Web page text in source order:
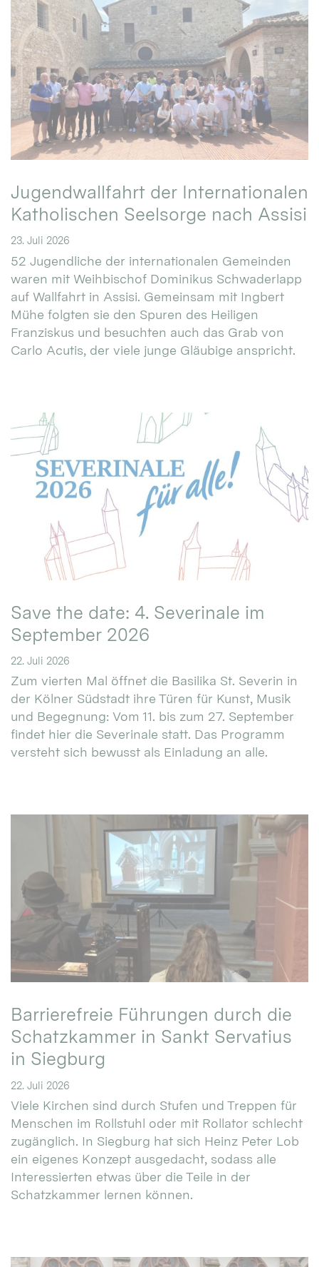
Jugendwallfahrt der Internationalen
Katholischen Seelsorge nach Assisi
23. Juli 2026
52 Jugendliche der internationalen Gemeinden
waren mit Weihbischof Dominikus Schwaderlapp
auf Wallfahrt in Assisi. Gemeinsam mit Ingbert
Mühe folgten sie den Spuren des Heiligen
Franziskus und besuchten auch das Grab von
Carlo Acutis, der viele junge Gläubige anspricht.
Save the date: 4. Severinale im
September 2026
22. Juli 2026
Zum vierten Mal öffnet die Basilika St. Severin in
der Kölner Südstadt ihre Türen für Kunst, Musik
und Begegnung: Vom 11. bis zum 27. September
findet hier die Severinale statt. Das Programm
versteht sich bewusst als Einladung an alle.
Barrierefreie Führungen durch die
Schatzkammer in Sankt Servatius
in Siegburg
22. Juli 2026
Viele Kirchen sind durch Stufen und Treppen für
Menschen im Rollstuhl oder mit Rollator schlecht
zugänglich. In Siegburg hat sich Heinz Peter Lob
ein eigenes Konzept ausgedacht, sodass alle
Interessierten etwas über die Teile in der
Schatzkammer lernen können.